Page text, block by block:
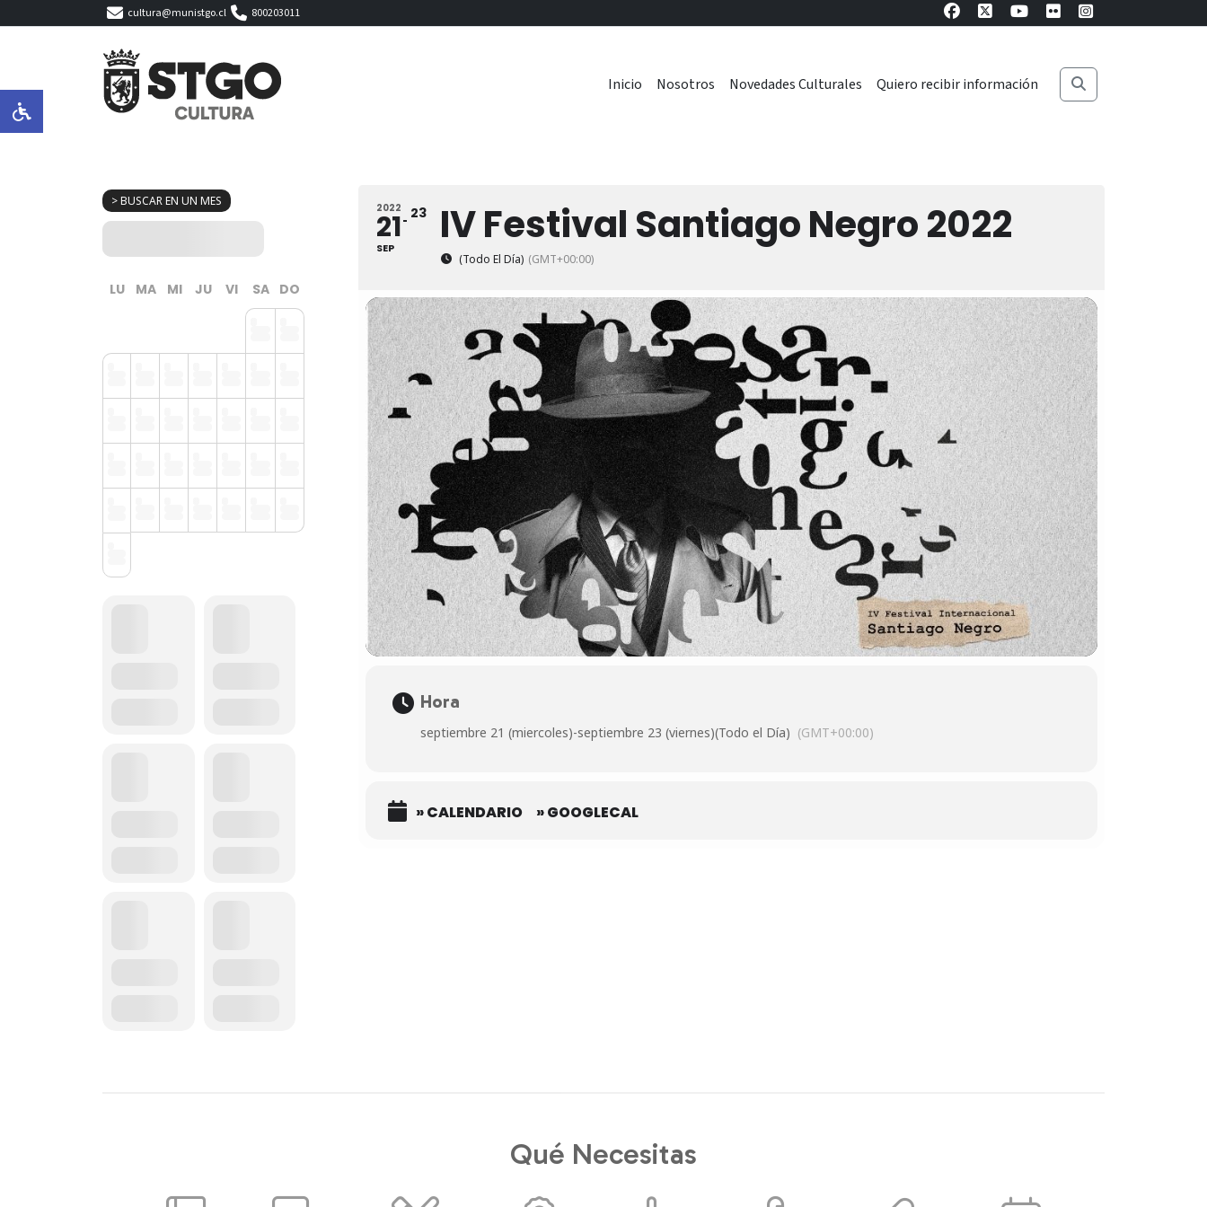
cultura@munistgo.cl 800203011
Inicio Nosotros Novedades Culturales Quiero recibir información
> BUSCAR EN UN MES
LU MA MI JU VI SA DO
2022
21
SEP
23 IV Festival Santiago Negro 2022
(Todo El Día) (GMT+00:00)
Hora
septiembre 21 (miercoles)-septiembre 23 (viernes)(Todo el Día) (GMT+00:00)
» CALENDARIO » GOOGLECAL
Qué Necesitas